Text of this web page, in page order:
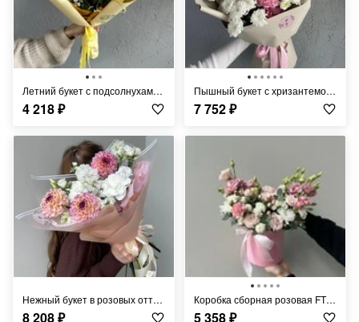
Летний букет с подсолнухами и ромашками FT361
4 218₽
Пышный букет с хризантемой и эустомой FT858
7 752₽
Нежный букет в розовых оттенках с яркими георгинами FT875
8 208₽
Коробка сборная розовая FT241
5 358₽